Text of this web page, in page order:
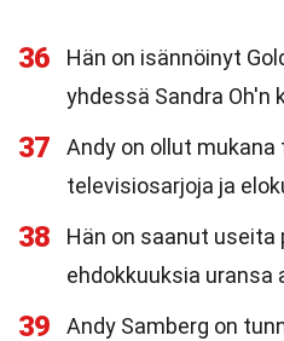
36
Hän on isännöinyt
yhdessä Sandra Oh'n
37
Andy on ollut
televisiosarjoja ja
38
Hän on saanut useita
ehdokkuuksia uransa
39
Andy Samberg on